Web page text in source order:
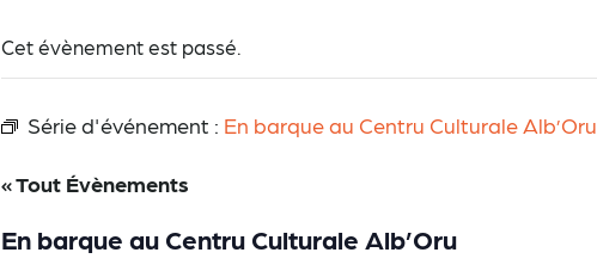
Cet évènement est passé.
Série d'événement : En barque au Centru Culturale Alb’Oru
« Tout Évènements
En barque au Centru Culturale Alb’Oru